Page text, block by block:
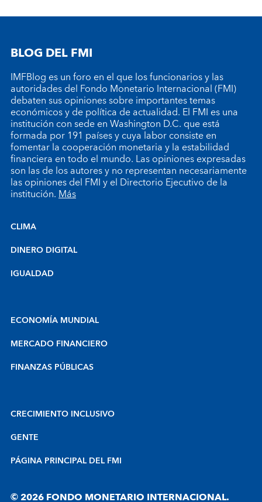
BLOG DEL FMI
IMFBlog es un foro en el que los funcionarios y las
autoridades del Fondo Monetario Internacional (FMI)
debaten sus opiniones sobre importantes temas
económicos y de política de actualidad. El FMI es una
institución con sede en Washington D.C. que está
formada por 191 países y cuya labor consiste en
fomentar la cooperación monetaria y la estabilidad
financiera en todo el mundo. Las opiniones expresadas
son las de los autores y no representan necesariamente
las opiniones del FMI y el Directorio Ejecutivo de la
institución.Más
CLIMA
DINERO DIGITAL
IGUALDAD
ECONOMÍA MUNDIAL
MERCADO FINANCIERO
FINANZAS PÚBLICAS
CRECIMIENTO INCLUSIVO
GENTE
PÁGINA PRINCIPAL DEL FMI
© 2026 FONDO MONETARIO INTERNACIONAL.